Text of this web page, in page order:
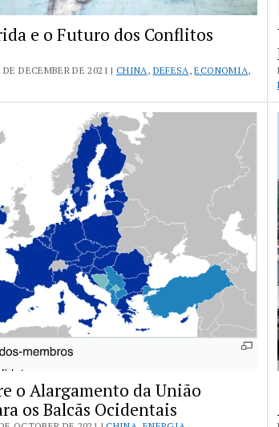
e o Futuro dos Conflitos
DE DECEMBER DE 2021 |CHINA , DEFESA ,ECONOMIA,
o Alargamento da União
os Balcãs Ocidentais